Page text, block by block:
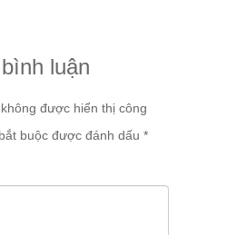
luận
được hiển thị công
buộc được đánh dấu *